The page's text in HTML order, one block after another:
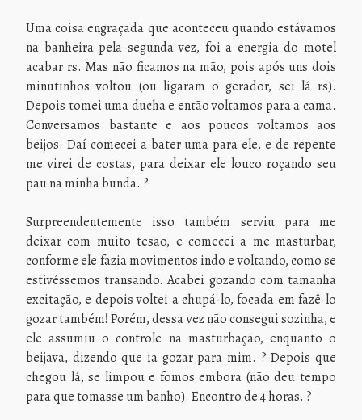
Uma coisa engraçada que aconteceu quando estávamos
na banheira pela segunda vez, foi a energia do motel
acabar rs. Mas não ficamos na mão, pois após uns dois
minutinhos voltou (ou ligaram o gerador, sei lá rs).
Depois tomei uma ducha e então voltamos para a cama.
Conversamos bastante e aos poucos voltamos aos
beijos. Daí comecei a bater uma para ele, e de repente
me virei de costas, para deixar ele louco roçando seu
pau na minha bunda. ?
Surpreendentemente isso também serviu para me
deixar com muito tesão, e comecei a me masturbar,
conforme ele fazia movimentos indo e voltando, como se
estivéssemos transando. Acabei gozando com tamanha
excitação, e depois voltei a chupá-lo, focada em fazê-lo
gozar também! Porém, dessa vez não consegui sozinha, e
ele assumiu o controle na masturbação, enquanto o
beijava, dizendo que ia gozar para mim. ? Depois que
chegou lá, se limpou e fomos embora (não deu tempo
para que tomasse um banho). Encontro de 4 horas. ?